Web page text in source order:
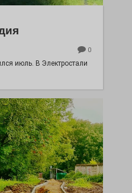
0
июль. В Электростали